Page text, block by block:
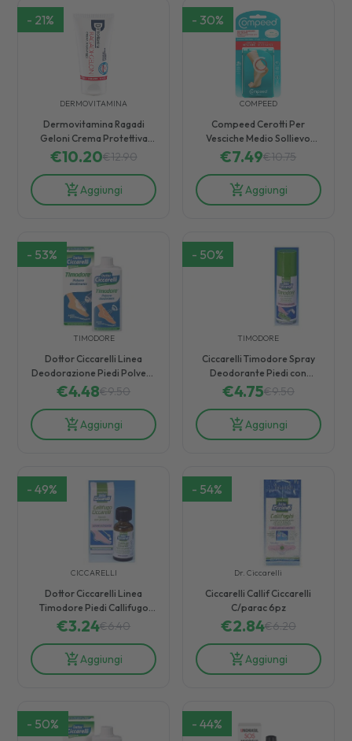
- 21%
DERMOVITAMINA
Dermovitamina Ragadi
Geloni Crema Protettiva
Mani e Piedi 75 ml
€10.20€12.90
Aggiungi
- 30%
COMPEED
Compeed Cerotti Per
Vesciche Medio Sollievo
Rapido dal Dolore 5 Pezzi
€7.49€10.75
Aggiungi
- 53%
TIMODORE
Dottor Ciccarelli Linea
Deodorazione Piedi Polvere
Assorbente Antisudore 75 g
€4.48€9.50
Aggiungi
- 50%
TIMODORE
Ciccarelli Timodore Spray
Deodorante Piedi con
Azione Rinfrescante 150 ml
€4.75€9.50
Aggiungi
-49%
CICCARELLI
Dottor Ciccarelli Linea
Timodore Piedi Callifugo
Liquido con Pennello 12 ml
€3.24€6.40
Aggiungi
- 54%
Dr. Ciccarelli
Ciccarelli Callif Ciccarelli
C/parac 6pz
€2.84€6.20
Aggiungi
- 50% - 44%